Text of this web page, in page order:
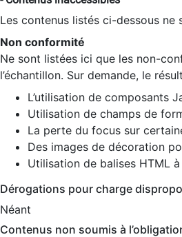
Les contenus listés ci-dessous ne
Non conformité
Ne sont listées ici que les non-
l’échantillon. Sur demande, le
L’utilisation de composants
Utilisation de champs de
La perte du focus sur
Des images de décoration
Utilisation de balises HTML
Dérogations pour charge
Néant
Contenus non soumis à